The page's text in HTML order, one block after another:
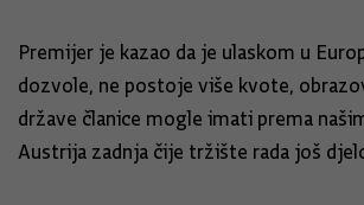
Premijer je kazao da je ulaskom u
dozvole, ne postoje više kvote,
države članice mogle imati prema
Austrija zadnja čije tržište rada još